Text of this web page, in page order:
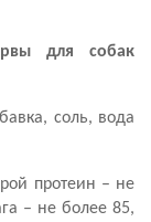
для собак
соль, вода
протеин – не
– не более 85,